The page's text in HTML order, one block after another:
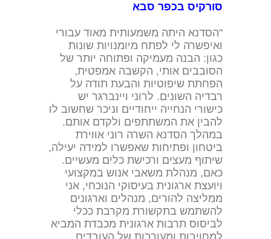
סורקיס בכפר סבא
"הסדנא היתה משמעותית מאוד עבורי
ואיפשרה לי לפתח מיומנויות שונות
כגון: הבנה מעמיקה ופתוחה יותר של
הסובבים אותי, הקשבה אמפטית,
הפחתת שיפוטיות והבעת תודה על
רבדיה השונים. לרוני ויינברגר יש
כישורי הנחייה ייחודיים וניכר שחשוב לו
להבין את המשתתפים ולקדם אותם.
במהלך הסדנא השרה רוני אווירת
ביטחון ופתיחות שאפשרו למידה יעילה,
שיתוף מעצים ורכישת כלים מעשיים.
כאם, מנהלת משאבי אנוש במקצועי
ויועצת ארגונית בעיסוקי הנוכחי, אני
ממליצה להורים, מנהלים וארגונים
להשתמש בתקשורת מקרבת ככלי
לביסוס תרבות ארגונית מכבדת המביא
למחויבות ומעורבות של העובדים